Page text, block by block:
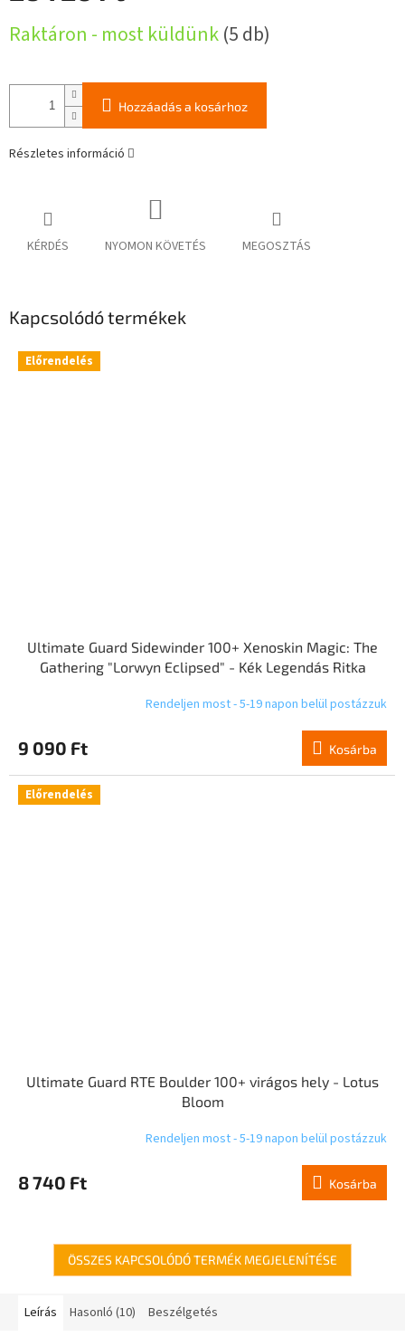
Raktáron - most küldünk(5 db)
Hozzáadás a kosárhoz
Részletes információ
KÉRDÉS NYOMON KÖVETÉS MEGOSZTÁS
Kapcsolódó termékek
Előrendelés
Ultimate Guard Sidewinder 100+ Xenoskin Magic: The
Gathering "Lorwyn Eclipsed" - Kék Legendás Ritka
Rendeljen most - 5-19 napon belül postázzuk
9 090 Ft Kosárba
Előrendelés
Ultimate Guard RTE Boulder 100+ virágos hely - Lotus
Bloom
Rendeljen most - 5-19 napon belül postázzuk
8 740 Ft Kosárba
ÖSSZES KAPCSOLÓDÓ TERMÉK MEGJELENÍTÉSE
Leírás Hasonló (10) Beszélgetés